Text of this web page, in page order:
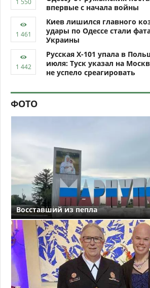
впервые с начала войны
Киев лишился главного
удары по Одессе стали
Украины
Русская Х-101 упала в
июля: Туск указал на
не успело среагировать
ФОТО
Восставший из пепла